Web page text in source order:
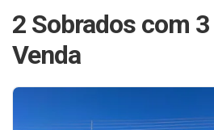
2 Sobrados com
Venda